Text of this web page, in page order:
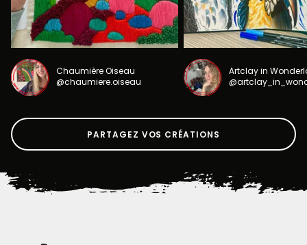
Chaumière Oiseau
@chaumiere.oiseau
Artclay in
PARTAGEZ VOS CRÉATIONS